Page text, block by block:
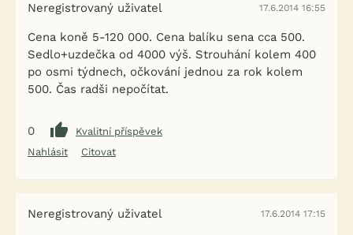
Neregistrovaný uživatel 17.6.2014 16:55
Cena koně 5-120 000. Cena balíku sena cca 500.
Sedlo+uzdečka od 4000 výš. Strouhání kolem 400
po osmi týdnech, očkování jednou za rok kolem
500. Čas radši nepočítat.
0
Kvalitní příspěvek
Nahlásit
Citovat
Neregistrovaný uživatel 17.6.2014 17:15